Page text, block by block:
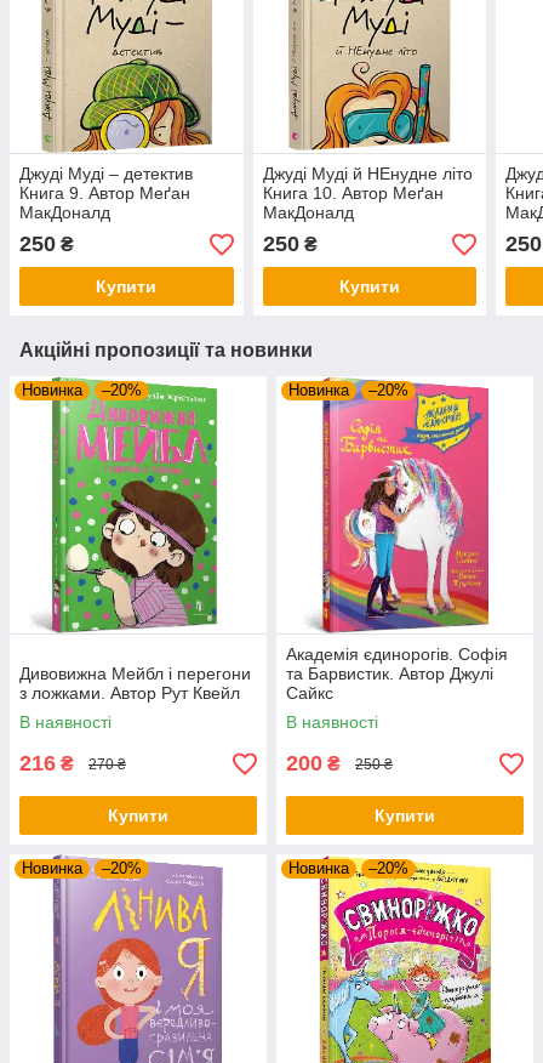
Джуді Муді – детектив
Книга 9. Автор Меґан
МакДоналд
250 ₴
Купити
Джуді Муді й НЕнудне літо
Книга 10. Автор Меґан
МакДоналд
250₴
Купити
250
Акційні пропозиції та новинки
Новинка –20%
Дивовижна Мейбл і перегони
з ложками. Автор Рут Квейл
В наявності
216 ₴ 270 ₴
Купити
Новинка –20%
Академія єдинорогів. Софія
та Барвистик. Автор Джулі
Сайкс
В наявності
200 ₴ 250 ₴
Купити
Новинка –20% Новинка –20%